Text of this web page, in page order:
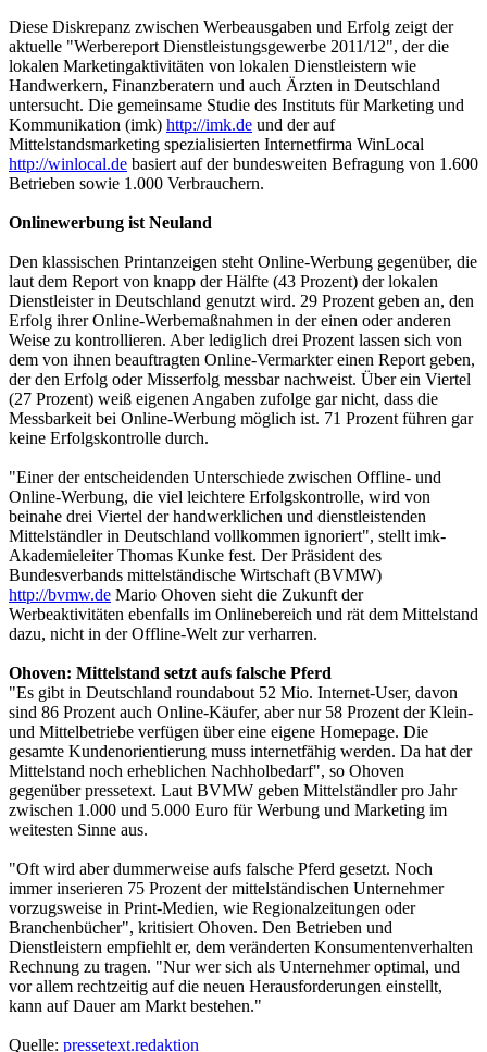
Diese Diskrepanz zwischen Werbeausgaben und Erfolg zeigt der
aktuelle "Werbereport Dienstleistungsgewerbe 2011/12", der die
lokalen Marketingaktivitäten von lokalen Dienstleistern wie
Handwerkern, Finanzberatern und auch Ärzten in Deutschland
untersucht. Die gemeinsame Studie des Instituts für Marketing und
Kommunikation (imk) http://imk.de und der auf
Mittelstandsmarketing spezialisierten Internetfirma WinLocal
http://winlocal.de basiert auf der bundesweiten Befragung von 1.600
Betrieben sowie 1.000 Verbrauchern.
Onlinewerbung ist Neuland
Den klassischen Printanzeigen steht Online-Werbung gegenüber, die
laut dem Report von knapp der Hälfte (43 Prozent) der lokalen
Dienstleister in Deutschland genutzt wird. 29 Prozent geben an, den
Erfolg ihrer Online-Werbemaßnahmen in der einen oder anderen
Weise zu kontrollieren. Aber lediglich drei Prozent lassen sich von
dem von ihnen beauftragten Online-Vermarkter einen Report geben,
der den Erfolg oder Misserfolg messbar nachweist. Über ein Viertel
(27 Prozent) weiß eigenen Angaben zufolge gar nicht, dass die
Messbarkeit bei Online-Werbung möglich ist. 71 Prozent führen gar
keine Erfolgskontrolle durch.
"Einer der entscheidenden Unterschiede zwischen Offline- und
Online-Werbung, die viel leichtere Erfolgskontrolle, wird von
beinahe drei Viertel der handwerklichen und dienstleistenden
Mittelständler in Deutschland vollkommen ignoriert", stellt imk-
Akademieleiter Thomas Kunke fest. Der Präsident des
Bundesverbands mittelständische Wirtschaft (BVMW)
http://bvmw.de Mario Ohoven sieht die Zukunft der
Werbeaktivitäten ebenfalls im Onlinebereich und rät dem Mittelstand
dazu, nicht in der Offline-Welt zur verharren.
Ohoven: Mittelstand setzt aufs falsche Pferd
"Es gibt in Deutschland roundabout 52 Mio. Internet-User, davon
sind 86 Prozent auch Online-Käufer, aber nur 58 Prozent der Klein-
und Mittelbetriebe verfügen über eine eigene Homepage. Die
gesamte Kundenorientierung muss internetfähig werden. Da hat der
Mittelstand noch erheblichen Nachholbedarf", so Ohoven
gegenüber pressetext. Laut BVMW geben Mittelständler pro Jahr
zwischen 1.000 und 5.000 Euro für Werbung und Marketing im
weitesten Sinne aus.
"Oft wird aber dummerweise aufs falsche Pferd gesetzt. Noch
immer inserieren 75 Prozent der mittelständischen Unternehmer
vorzugsweise in Print-Medien, wie Regionalzeitungen oder
Branchenbücher", kritisiert Ohoven. Den Betrieben und
Dienstleistern empfiehlt er, dem veränderten Konsumentenverhalten
Rechnung zu tragen. "Nur wer sich als Unternehmer optimal, und
vor allem rechtzeitig auf die neuen Herausforderungen einstellt,
kann auf Dauer am Markt bestehen."
Quelle: pressetext.redaktion